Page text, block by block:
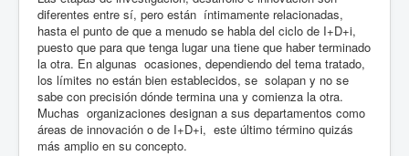
diferentes entre sí, pero están íntimamente relacionadas,
hasta el punto de que a menudo se habla del ciclo de I+D+i,
puesto que para que tenga lugar una tiene que haber terminado
la otra. En algunas ocasiones, dependiendo del tema tratado,
los límites no están bien establecidos, se solapan y no se
sabe con precisión dónde termina una y comienza la otra.
Muchas organizaciones designan a sus departamentos como
áreas de innovación o de I+D+i, este último término quizás
más amplio en su concepto.